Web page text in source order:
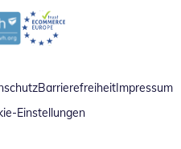
Fenster
Öffnet in neuem Fenster
BarrierefreiheitImpressum
Einstellungen